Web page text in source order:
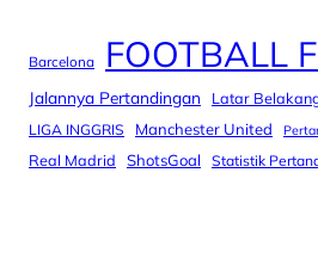
Barcelona FOOTBALL
Jalannya Pertandingan Latar
LIGA INGGRIS Manchester United
Real Madrid ShotsGoal Statistik